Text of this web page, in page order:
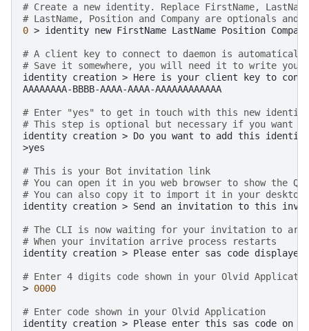
# Create a new identity. Replace FirstName,
# LastName, Position and Company are optionals
0 > identity new FirstName LastName Position Company
# A client key to connect to daemon is
# Save it somewhere, you will need it to write your
identity creation > Here is your client key to
AAAAAAAA-BBBB-AAAA-AAAA-AAAAAAAAAAAA
# Enter "yes" to get in touch with this new
# This step is optional but necessary if you want
identity creation > Do you want to add this
identity
>yes
# This is your Bot invitation link
# You can open it in you web browser to show the
# You can also copy it to import it in your
identity creation > Send an invitation to this
# The CLI is now waiting for your invitation to
# When your invitation arrive process restarts
identity creation > Please enter sas code displayed
# Enter 4 digits code shown in your Olvid
> 0000
# Enter code shown in your Olvid Application
identity creation > Please enter this sas code on